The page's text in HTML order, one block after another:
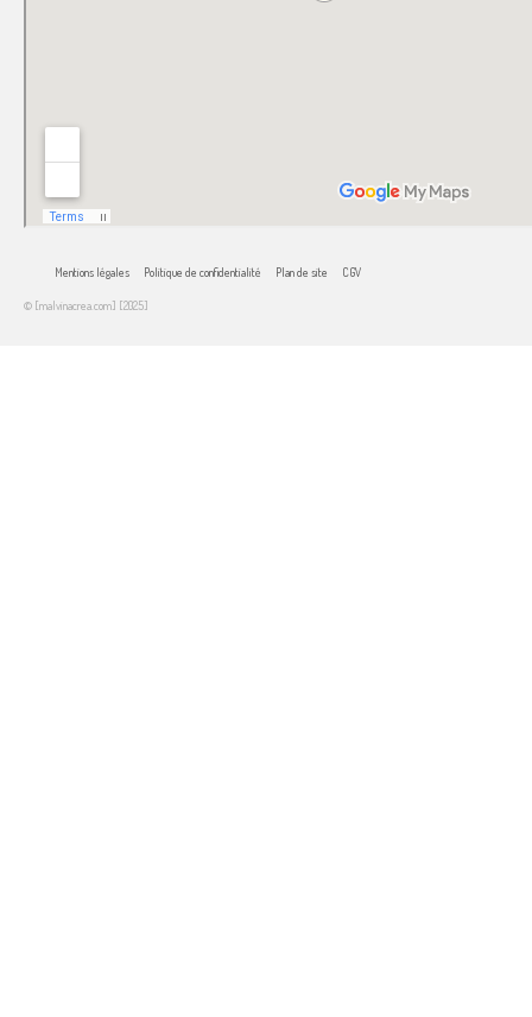
Mentions légales Politique de confidentialité Plan de site CGV
© [malvinacrea.com] [2025]